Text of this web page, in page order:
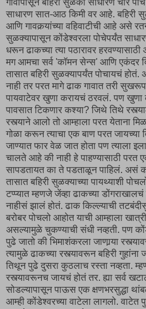
साधारण सात-आठ किमी वर आहे. बहिरी
आणि गावकर्‍यांच्या वहिवाटीची आहे असे
सुळक्यापासून कोंडेश्वरला पोचेपर्यंत
धरून ढाकच्या त्या पठारावर
मग आमचा सर्व 'कॉमन सेन्स' आणि एकंदर
तासात बहिरी सुळक्यापर्यंत पोचायचं
नाही तर परत मागे ढाक गावात तरी
पायवाटेवर खुणा करायचं ठरवलं. पण
पावसात टिकणार कश्या? जिथे तिथे
रस्त्याने आलो तो आम्हाला परत येताना
गोळा करून त्याचा एक बाण परत
जाण्यात फार वेळ जात होता पण त्याला
चालते आहे की नाही हे पाहण्यासाठी
सापडतायत का ते पडताळून पाहिलं. असं
तासात बहिरी सुळक्याच्या पायथ्याशी
टप्प्यात म्हणजे जेंव्हा ढाकच्या
नाहीसं झालं होतं. ढाक किल्ल्याची
बरोबर पोचलो आहोत याची आम्हाला
असल्यामुळे चुकण्याची संधी नव्हती. पण
पुढे जातो की भिमाशंकरला जाणार्‍या
त्यामुळे ढाकच्या रस्त्यावरून बहिरी गुहांना
तिथून पुढे दुसरा कुठलाच रस्ता नव्हता.
रस्त्यावरूनच जायचं होतं तर. ह्या सर्व
सोडल्यापासून पाऊस एक क्षणभरसुद्धा
आम्ही कोंडेश्वरच्या वाटेला लागलो. वाटेत